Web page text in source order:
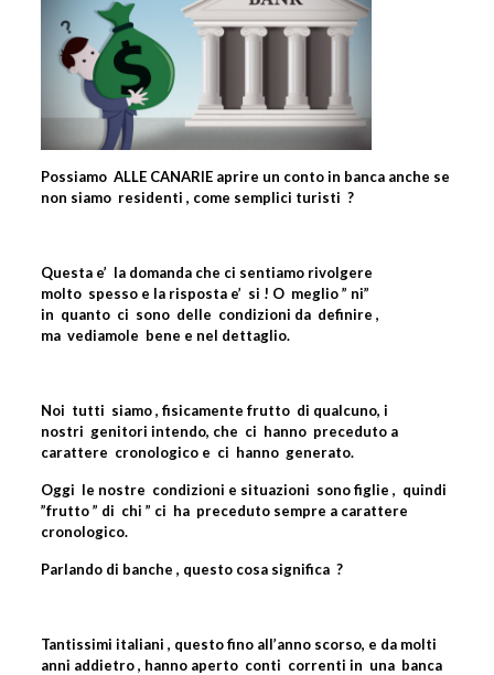
PossiamoALLE CANARIE aprire un conto in banca anche se
non siamo residenti , come semplici turisti ?
Questa e’ la domanda che ci sentiamo rivolgere
molto spesso e la risposta e’ si ! O meglio ” ni”
in quanto ci sono delle condizioni da definire ,
ma vediamole bene e nel dettaglio.
Noi tutti siamo , fisicamente frutto di qualcuno, i
nostri genitori intendo, che ci hanno preceduto a
carattere cronologico e ci hanno generato.
Oggi le nostre condizioni e situazioni sono figlie , quindi
”frutto ” di chi ” ci ha preceduto sempre a carattere
cronologico.
Parlando di banche , questo cosa significa ?
Tantissimi italiani , questo fino all’anno scorso, e da molti
anni addietro , hanno aperto conti correnti in una banca